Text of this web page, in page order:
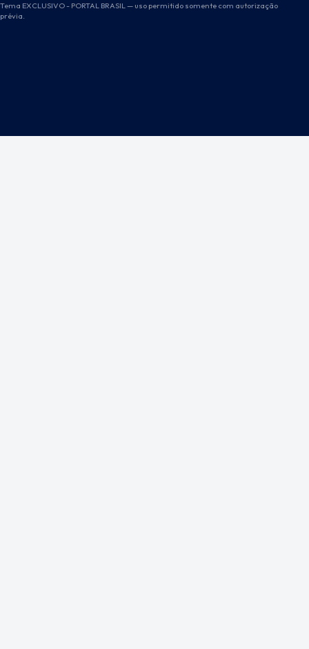
Tema EXCLUSIVO - PORTAL BRASIL — uso permitido somente com autorização
prévia.